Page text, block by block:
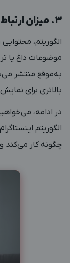
۳. میزان ارتباط محتوا با نیاز روز و ترندها
الگوریتم،
موضوعات داغ یا
به‌موقع منتشر
بالاتری برای
در ادامه،
الگوریتم
چگونه کار می‌کند و